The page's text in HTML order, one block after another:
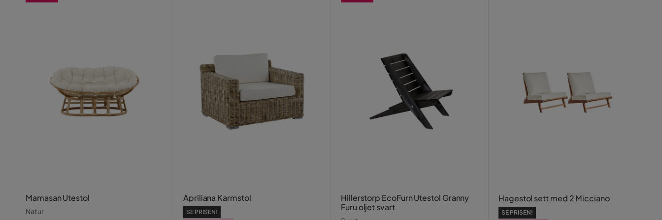
Mamasan Utestol
Natur
Apriliana Karmstol
SE PRISEN!
Hillerstorp EcoFurn Utestol Granny
Furu oljet svart
Hagestol sett med 2 Micciano
SE PRISEN!